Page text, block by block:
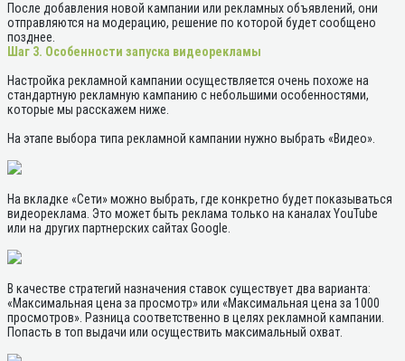
После добавления новой кампании или рекламных объявлений, они
отправляются на модерацию, решение по которой будет сообщено
позднее.
Шаг 3. Особенности запуска видеорекламы
Настройка рекламной кампании осуществляется очень похоже на
стандартную рекламную кампанию с небольшими особенностями,
которые мы расскажем ниже.
На этапе выбора типа рекламной кампании нужно выбрать «Видео».
На вкладке «Сети» можно выбрать, где конкретно будет показываться
видеореклама. Это может быть реклама только на каналах YouTube
или на других партнерских сайтах Google.
В качестве стратегий назначения ставок существует два варианта:
«Максимальная цена за просмотр» или «Максимальная цена за 1000
просмотров». Разница соответственно в целях рекламной кампании.
Попасть в топ выдачи или осуществить максимальный охват.